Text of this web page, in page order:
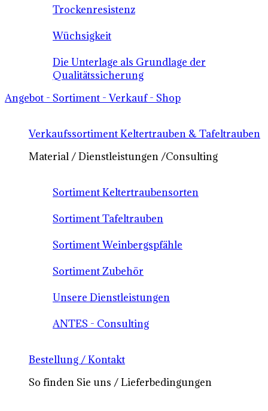
Trockenresistenz
Wüchsigkeit
Die Unterlage als Grundlage der
Qualitätssicherung
Angebot - Sortiment - Verkauf - Shop
Verkaufssortiment Keltertrauben & Tafeltrauben
Material / Dienstleistungen /Consulting
Sortiment Keltertraubensorten
Sortiment Tafeltrauben
Sortiment Weinbergspfähle
Sortiment Zubehör
Unsere Dienstleistungen
ANTES - Consulting
Bestellung / Kontakt
So finden Sie uns / Lieferbedingungen